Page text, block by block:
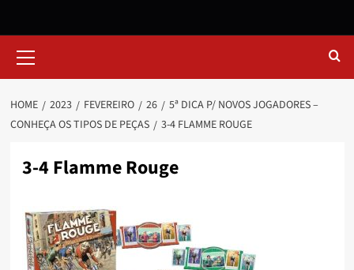
HOME 2023 FEVEREIRO 26
5ª DICA P/ NOVOS JOGADORES –
CONHEÇA OS TIPOS DE PEÇAS
3-4 FLAMME ROUGE
3-4 Flamme Rouge